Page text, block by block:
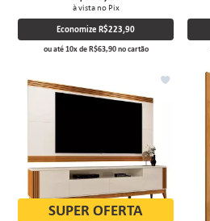
à vista no Pix
EconomizeR$223,90
ou até10xdeR$63,90no cartão
SUPER OFERTA